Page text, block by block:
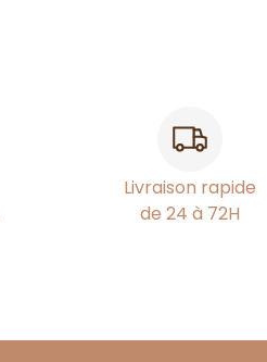
Livraison rapide
de 24 à 72H